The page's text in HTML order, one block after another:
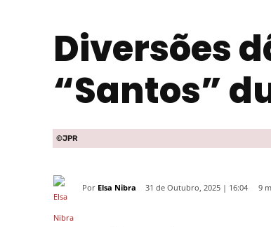
Diversões
“Santos”
©JPR
Por Elsa Nibra 31 de Outubro, 2025 | 16:04 9